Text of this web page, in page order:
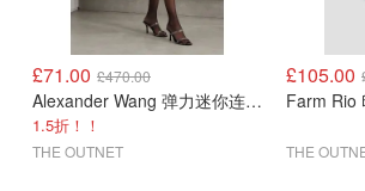
£71.00 £470.00
Alexander Wang 弹力迷你连衣裙
1.5折！！
THE OUTNET
£105.00
Farm Rio
THE